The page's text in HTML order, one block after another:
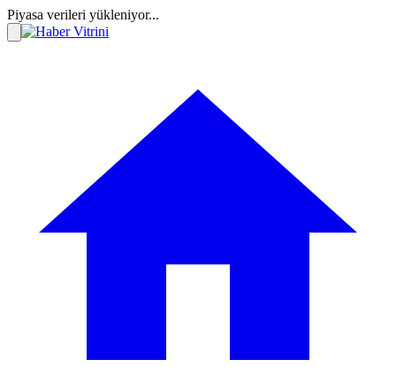
Piyasa verileri yükleniyor...